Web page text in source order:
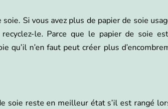
Si vous avez plus de papier de soie
le. Parce que le papier de soie
n’en faut peut créer plus
soie reste en meilleur état s’il est rangé